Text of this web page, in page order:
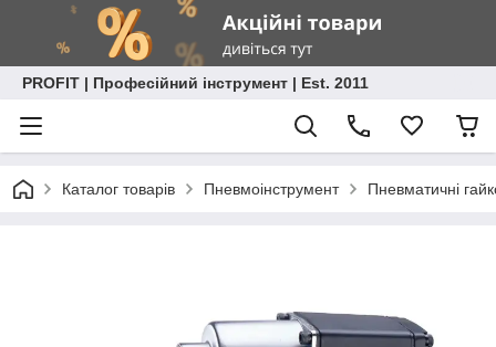
PROFIT | Професійний інструмент | Est. 2011
Каталог товарів Пневмоінструмент Пневматичні